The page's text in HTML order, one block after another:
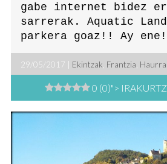
gabe internet bidez
sarrerak. Aquatic
parkera goaz!! Ay
29/05/2017 | Ekintzak, Frantzia,
0 (0)">